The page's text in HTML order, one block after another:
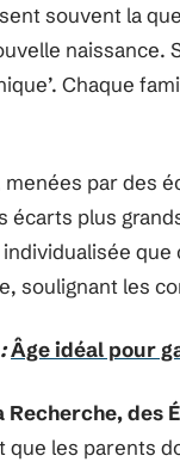
souvent la
naissance.
Chaque
par des
écarts plus
individualisée
soulignant les
Âge idéal pour
des
que les parents